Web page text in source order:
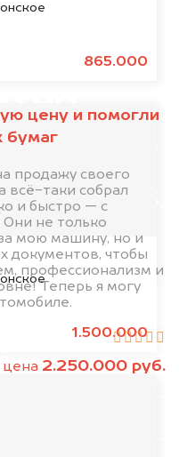
865.000
1.500.000
цену и помогли
бумаг
продажу своего
всё-таки собрал
и быстро — с
не только
мою машину, но и
документов, чтобы
профессионализм и
Теперь я могу
цена 2.250.000 руб.
20.000 руб.
на